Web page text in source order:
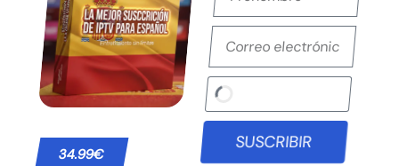
34.99€
SUSCRIBIR